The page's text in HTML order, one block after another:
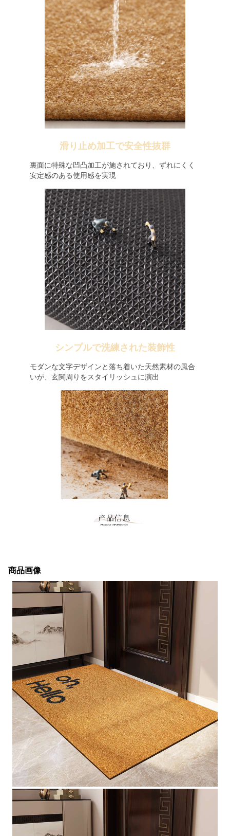
滑り止め加工で安全性抜群
裏面に特殊な凹凸加工が施されており、ずれにくく
安定感のある使用感を実現
シンプルで洗練された装飾性
モダンな文字デザインと落ち着いた天然素材の風合
いが、玄関周りをスタイリッシュに演出
商品画像